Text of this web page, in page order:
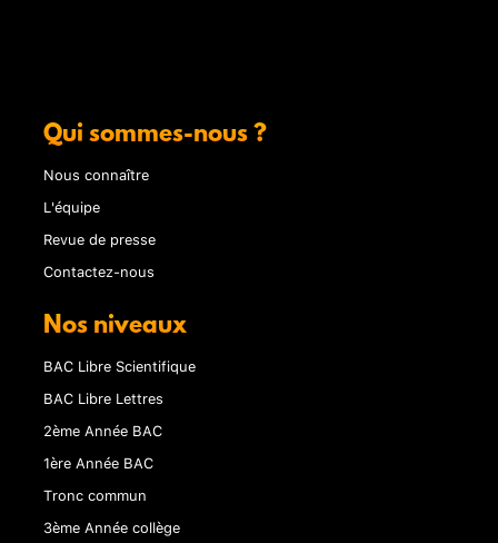
Qui sommes-nous ?
Nous connaître
L'équipe
Revue de presse
Contactez-nous
Nos niveaux
BAC Libre Scientifique
BAC Libre Lettres
2ème Année BAC
1ère Année BAC
Tronc commun
3ème Année collège